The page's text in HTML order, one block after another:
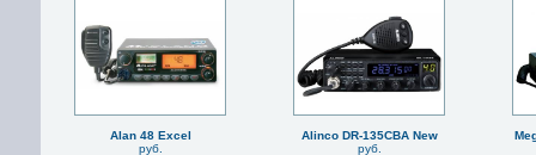
Alan 48 Excel
руб.
Alinco DR-135CBA New
руб.